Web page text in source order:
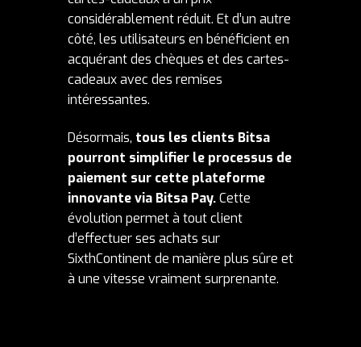
considérablement réduit. Et d’un autre
côté, les utilisateurs en bénéficient en
acquérant des chèques et des cartes-
cadeaux avec des remises
intéressantes.
Désormais, tous les clients Bitsa
pourront simplifier le processus de
paiement sur cette plateforme
innovante via Bitsa Pay.Cette
évolution permet à tout client
d’effectuer ses achats sur
SixthContinent de manière plus sûre et
à une vitesse vraiment surprenante.